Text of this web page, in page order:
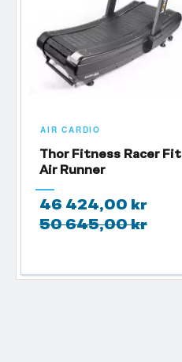
AIR CARDIO
Thor Fitness Racer Fit
Air Runner
46 424,00 kr
50 645,00 kr